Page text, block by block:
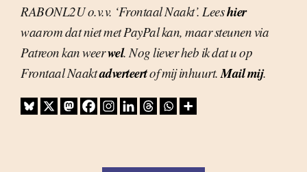
RABONL2U o.v.v. ‘Frontaal Naakt’. Leeshier
waarom dat niet met PayPal kan, maar steunen via
Patreon kan weerwel. Nog liever heb ik dat u op
Frontaal Naaktadverteertof mij inhuurt.Mail mij.